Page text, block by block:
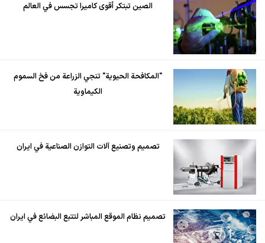
الصين تبتكر أقوى كاميرا تجسس في العالم
"المكافحة الحيوية" تنجي الزراعة من فخ السموم
الكيماوية
تصميم وتصنيع آلات التوازن الصناعية في ايران
تصميم نظام الموقع المباشر لتتبع البضائع في ايران